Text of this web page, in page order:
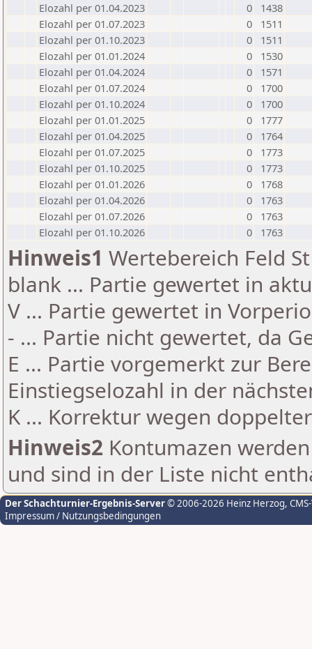
Elozahl per 01.04.2023
0
1438
Elozahl per 01.07.2023
0
1511
Elozahl per 01.10.2023
0
1511
Elozahl per 01.01.2024
0
1530
Elozahl per 01.04.2024
0
1571
Elozahl per 01.07.2024
0
1700
Elozahl per 01.10.2024
0
1700
Elozahl per 01.01.2025
0
1777
Elozahl per 01.04.2025
0
1764
Elozahl per 01.07.2025
0
1773
Elozahl per 01.10.2025
0
1773
Elozahl per 01.01.2026
0
1768
Elozahl per 01.04.2026
0
1763
Elozahl per 01.07.2026
0
1763
Elozahl per 01.10.2026
0 1763
Hinweis1 Wertebereich Feld
blank ... Partie gewertet in
V ... Partie gewertet in
- ... Partie nicht gewertet, da
E ... Partie vorgemerkt zur
Einstiegselozahl in der
K ... Korrektur wegen
Hinweis2 Kontumazen
und sind in der Liste nicht
Der Schachturnier-Ergebnis-Server© 2006-2026 Heinz Herzog,
Impressum / Nutzungsbedingungen